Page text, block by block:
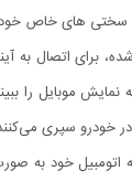
سختی های خاص خود
شده، برای اتصال
موبایل را
خودرو سپری
اتومبیل خود به